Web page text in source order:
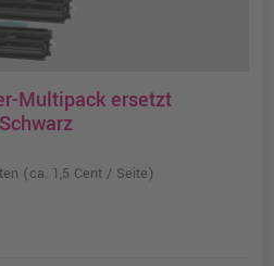
Multipack ersetzt
(ca. 1,5 Cent / Seite)